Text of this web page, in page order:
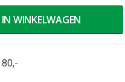
IN WINKELWAGEN